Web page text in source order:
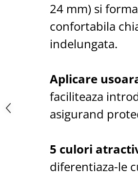
Saboti medicali24 mm) si
confortabila
indelungata.
Aplicare
faciliteaza
asigurand
5 culori
diferentiaza-le